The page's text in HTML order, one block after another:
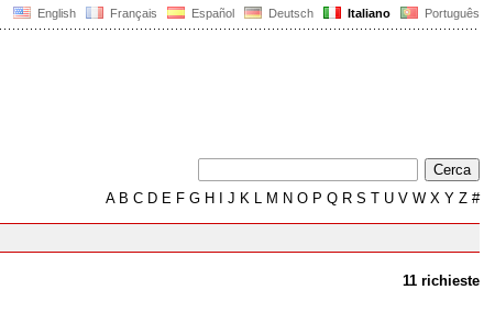
English Français Español Deutsch Italiano Português
AB C D E F G H J K L M N O P Q R S T U V W X Y Z #
11 richieste